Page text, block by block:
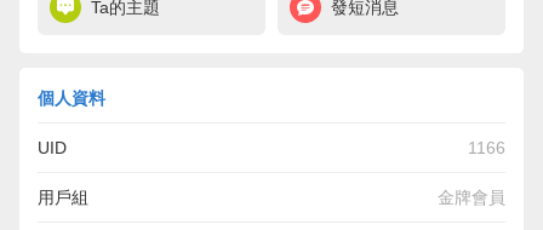
Ta的主題 發短消息
個人資料
UID 1166
用戶組 金牌會員